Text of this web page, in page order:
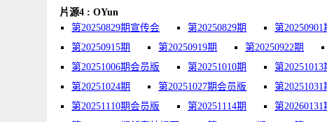
片源4 : OYun
第20250829期宣传会
第20250829期 第20250901
第20250915期
第20250919期 第20250922期
第20251006期会员版
第20251010期 第20251013
第20251024期
第20251027期会员版 第20251031
第20251110期会员版
第20251114期 第